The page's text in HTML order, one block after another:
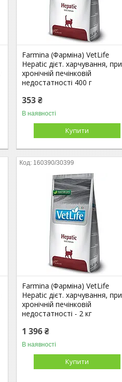
Farmina (Фарміна) VetLife
Hepatic дієт. харчування, при
хронічній печінковій
недостатності 400 г
353 ₴
В наявності
Купити
160390/30399
Farmina (Фарміна) VetLife
Hepatic дієт. харчування, при
хронічній печінковій
недостатності - 2 кг
1 396 ₴
В наявності
Купити